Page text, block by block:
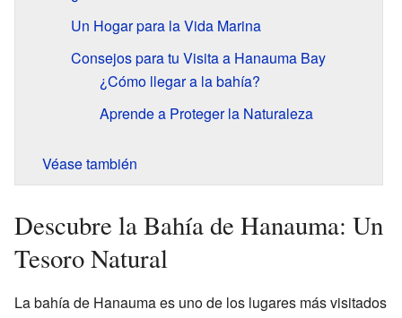
Un Hogar para la Vida Marina
Consejos para tu Visita a Hanauma Bay
¿Cómo llegar a la bahía?
Aprende a Proteger la Naturaleza
Véase también
Descubre la Bahía de Hanauma: Un
Tesoro Natural
La bahía de Hanauma es uno de los lugares más visitados